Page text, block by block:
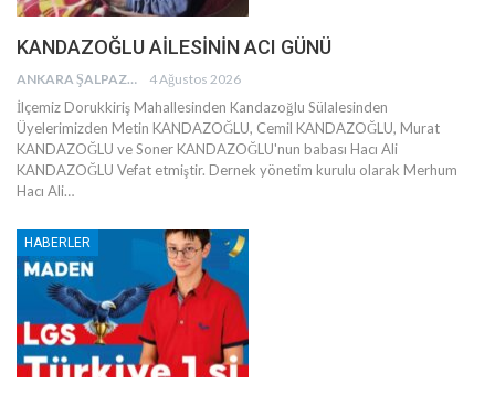
KANDAZOĞLU AİLESİNİN ACI GÜNÜ
ANKARA ŞALPAZARI AĞASARLILAR EĞITIM KÜLTÜR VE DAYANIŞMA DERNEĞI 4 Ağustos 2026
İlçemiz Dorukkiriş Mahallesinden Kandazoğlu Sülalesinden
Üyelerimizden Metin KANDAZOĞLU, Cemil KANDAZOĞLU, Murat
KANDAZOĞLU ve Soner KANDAZOĞLU'nun babası Hacı Ali
KANDAZOĞLU Vefat etmiştir. Dernek yönetim kurulu olarak Merhum
Hacı Ali…
HABERLER